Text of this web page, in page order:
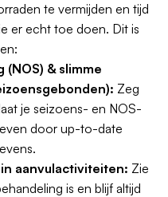
te vermijden en tijd
er echt toe doen. Dit is
& slimme
Zeg
je seizoens- en NOS-
door up-to-date
aanvulactiviteiten: Zie
is en blijf altijd